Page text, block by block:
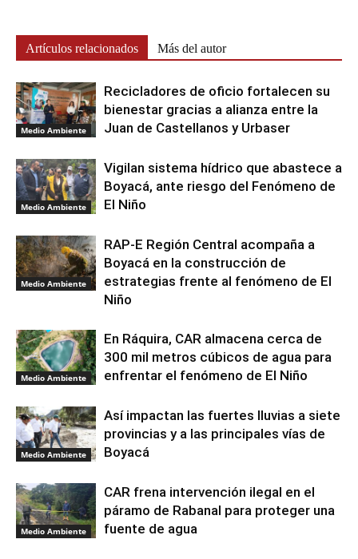
Artículos relacionados Más del autor
Medio Ambiente
Recicladores de oficio fortalecen su
bienestar gracias a alianza entre la
Juan de Castellanos y Urbaser
Medio Ambiente
Vigilan sistema hídrico que abastece a
Boyacá, ante riesgo del Fenómeno de
El Niño
Medio Ambiente
RAP-E Región Central acompaña a
Boyacá en la construcción de
estrategias frente al fenómeno de El
Niño
Medio Ambiente
En Ráquira, CAR almacena cerca de
300 mil metros cúbicos de agua para
enfrentar el fenómeno de El Niño
Medio Ambiente
Así impactan las fuertes lluvias a siete
provincias y a las principales vías de
Boyacá
Medio Ambiente
CAR frena intervención ilegal en el
páramo de Rabanal para proteger una
fuente de agua